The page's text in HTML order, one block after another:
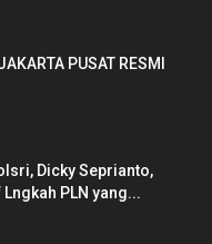
PUSAT RESMI
Dicky Seprianto,
PLN yang...